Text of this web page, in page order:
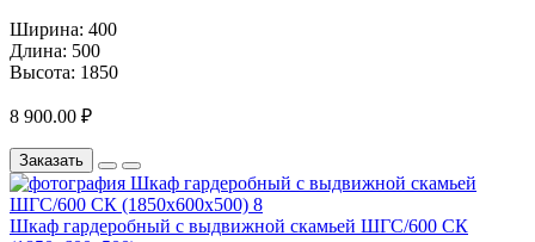
Ширина: 400
Длина: 500
Высота: 1850
8 900.00 ₽
Заказать
Шкаф гардеробный с выдвижной скамьей ШГС/600 СК